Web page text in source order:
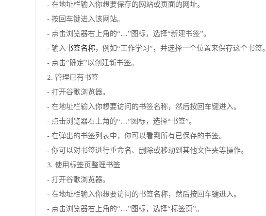
- 在地址栏输入你想要保存的网站或页面的网址。
- 按回车键进入该网站。
- 点击浏览器右上角的“…”图标，选择“新建书签”。
- 输入书签名称，例如“工作学习”，并选择一个位置来保存这个书签。
- 点击“确定”以创建新书签。
2. 管理已有书签
- 打开谷歌浏览器。
- 在地址栏输入你想要访问的书签名称，然后按回车键进入。
- 点击浏览器右上角的“…”图标，选择“书签”。
- 在弹出的书签列表中，你可以看到所有已保存的书签。
- 你可以对书签进行重命名、删除或移动到其他文件夹等操作。
3. 使用标签页整理书签
- 打开谷歌浏览器。
- 在地址栏输入你想要访问的书签名称，然后按回车键进入。
- 点击浏览器右上角的“…”图标，选择“标签页”。